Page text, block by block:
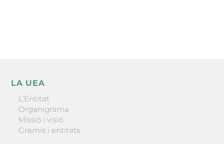
LA UEA
L’Entitat
Organigrama
Missió i visió
Gremis i entitats